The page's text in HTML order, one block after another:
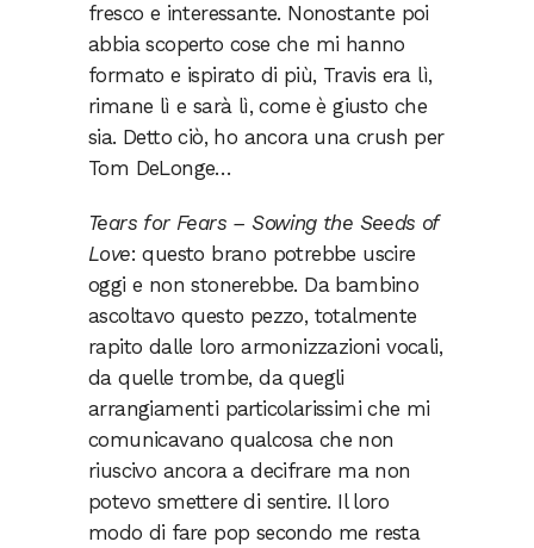
fresco e interessante. Nonostante poi
abbia scoperto cose che mi hanno
formato e ispirato di più, Travis era lì,
rimane lì e sarà lì, come è giusto che
sia. Detto ciò, ho ancora una crush per
Tom DeLonge…
Tears for Fears – Sowing the Seeds of
Love: questo brano potrebbe uscire
oggi e non stonerebbe. Da bambino
ascoltavo questo pezzo, totalmente
rapito dalle loro armonizzazioni vocali,
da quelle trombe, da quegli
arrangiamenti particolarissimi che mi
comunicavano qualcosa che non
riuscivo ancora a decifrare ma non
potevo smettere di sentire. Il loro
modo di fare pop secondo me resta